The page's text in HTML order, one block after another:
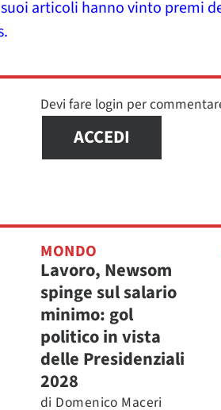
articoli hanno vinto premi
Devi fare login per
ACCEDI
MONDO
Lavoro, Newsom
spinge sul salario
minimo: gol
politico in vista
delle Presidenziali
2028
di Domenico Maceri